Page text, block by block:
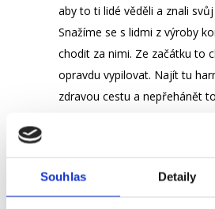
Souhlas Detaily
aby to ti lidé věděli a znali
Snažíme se s lidmi z výroby
chodit za nimi. Ze začátku to
opravdu vypilovat. Najít tu
zdravou cestu a nepřehánět
zaměstnanců zkusit. Já jsem
možnost vyzkoušet práci na